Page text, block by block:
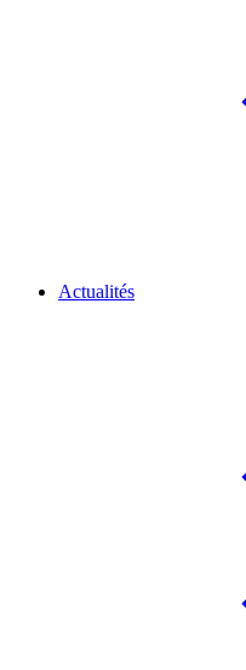
Actualités